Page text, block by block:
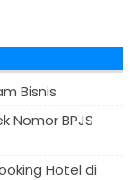
Bisnis
Nomor BPJS
Hotel di